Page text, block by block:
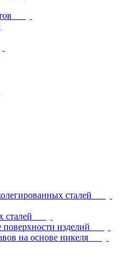
сталей
сталей
изделий
на основе никеля